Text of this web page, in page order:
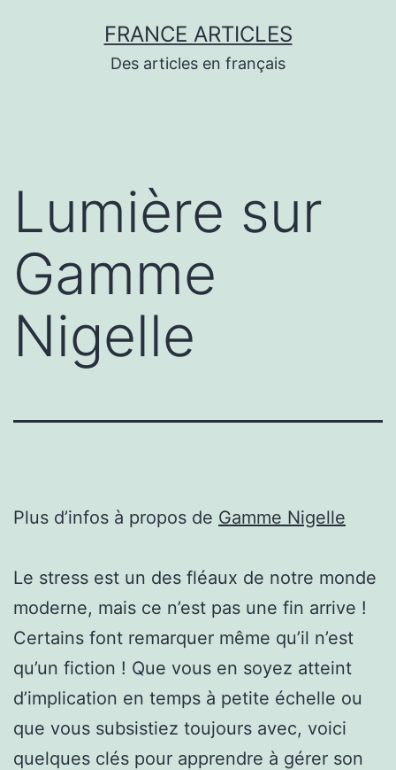
FRANCE ARTICLES
Des articles en français
Lumière sur
Gamme
Nigelle
Plus d’infos à propos de Gamme Nigelle
Le stress est un des fléaux de notre monde
moderne, mais ce n’est pas une fin arrive !
Certains font remarquer même qu’il n’est
qu’un fiction ! Que vous en soyez atteint
d’implication en temps à petite échelle ou
que vous subsistiez toujours avec, voici
quelques clés pour apprendre à gérer son